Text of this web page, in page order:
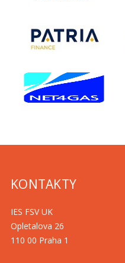
KONTAKTY
IES FSV UK
Opletalova 26
110 00 Praha 1